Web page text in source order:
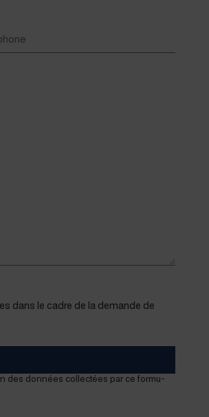
dans le cadre de la demande de
des don­nées col­lec­tées par ce for­mu­